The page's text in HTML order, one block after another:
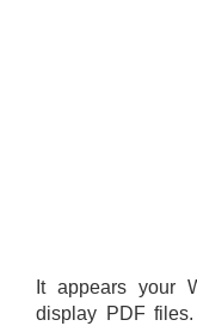
It appears your
display PDF files.